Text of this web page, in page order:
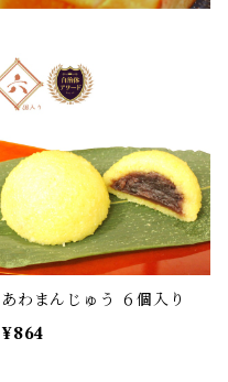
あわまんじゅう ６個入り
¥864